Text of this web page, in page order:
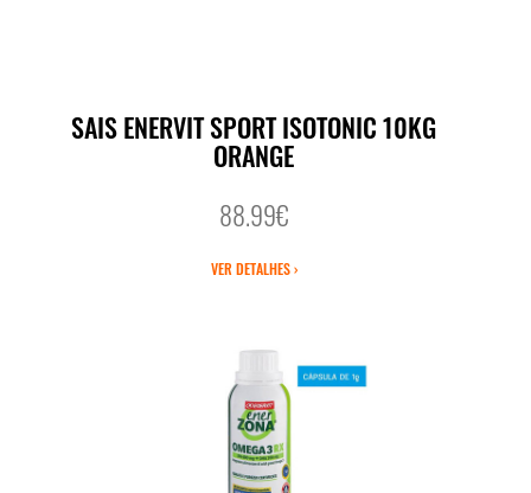
SAIS ENERVIT SPORT ISOTONIC 10KG
ORANGE
88.99€
VER DETALHES ›